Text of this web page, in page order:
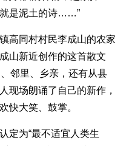
就是泥土的诗……”
同村村民李成山的农家
山新近创作的这首散文
邻里、乡亲，还有从县
现场朗诵了自己的新作，
快大笑、鼓掌。
为“最不适宜人类生